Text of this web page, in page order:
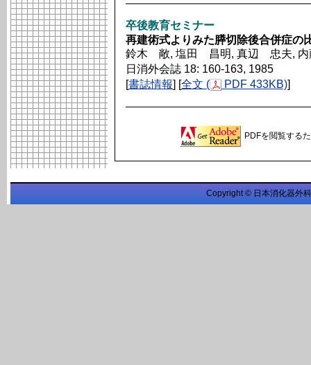
卒後教育セミナー
再建術式よりみた膵切除後合併症の
鈴木 敞, 塩田 昌明, 真辺 忠夫,
日消外会誌 18: 160-163, 1985
[書誌情報] [全文 ( PDF 433KB)]
PDFを閲覧する
Copyright © 日本消化器外